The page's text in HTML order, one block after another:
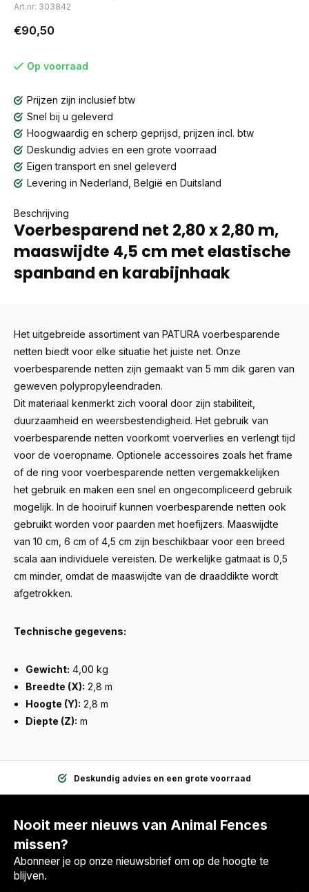
Art.nr: 303842
€90,50
Op voorraad
Prijzen zijn inclusief btw
Snel bij u geleverd
Hoogwaardig en scherp geprijsd, prijzen incl. btw
Deskundig advies en een grote voorraad
Eigen transport en snel geleverd
Levering in Nederland, België en Duitsland
Beschrijving
Voerbesparend net 2,80 x 2,80 m,
maaswijdte 4,5 cm met elastische
spanband en karabijnhaak
Het uitgebreide assortiment van PATURA voerbesparende
netten biedt voor elke situatie het juiste net. Onze
voerbesparende netten zijn gemaakt van 5 mm dik garen van
geweven polypropyleendraden.
Dit materiaal kenmerkt zich vooral door zijn stabiliteit,
duurzaamheid en weersbestendigheid. Het gebruik van
voerbesparende netten voorkomt voerverlies en verlengt tijd
voor de voeropname. Optionele accessoires zoals het frame
of de ring voor voerbesparende netten vergemakkelijken
het gebruik en maken een snel en ongecompliceerd gebruik
mogelijk. In de hooiruif kunnen voerbesparende netten ook
gebruikt worden voor paarden met hoefijzers. Maaswijdte
van 10 cm, 6 cm of 4,5 cm zijn beschikbaar voor een breed
scala aan individuele vereisten. De werkelijke gatmaat is 0,5
cm minder, omdat de maaswijdte van de draaddikte wordt
afgetrokken.
Technische gegevens:
Gewicht: 4,00 kg
Breedte (X): 2,8 m
Hoogte (Y): 2,8 m
Diepte (Z): m
Deskundig advies en een grote voorraad
Nooit meer nieuws van Animal Fences
missen?
Abonneer je op onze nieuwsbrief om op de hoogte te
blijven.